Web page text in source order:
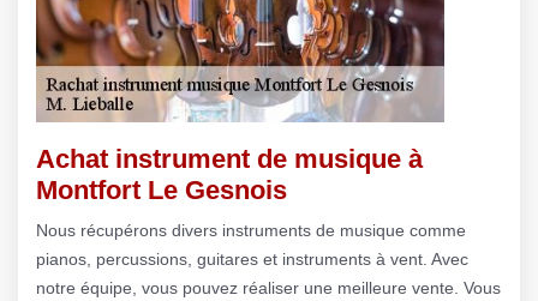
Achat instrument de musique à
Montfort Le Gesnois
Nous récupérons divers instruments de musique comme
pianos, percussions, guitares et instruments à vent. Avec
notre équipe, vous pouvez réaliser une meilleure vente. Vous